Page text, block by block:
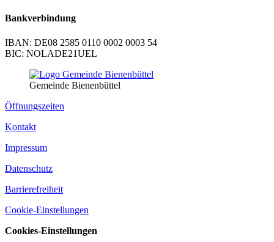
Bankverbindung
IBAN: DE08 2585 0110 0002 0003 54
BIC: NOLADE21UEL
Gemeinde Bienenbüttel
Öffnungszeiten
Kontakt
Impressum
Datenschutz
Barrierefreiheit
Cookie-Einstellungen
Cookies-Einstellungen